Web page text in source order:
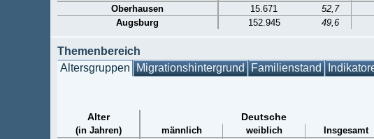
Oberhausen
15.671 52,7
Augsburg
152.945 49,6
Themenbereich
Altersgruppen Migrationshintergrund Familienstand
Alter Deutsche
(in Jahren) männlich weiblich Insgesamt